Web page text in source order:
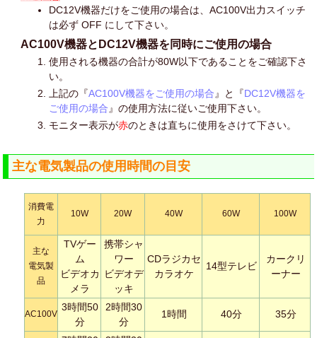
DC12V機器だけをご使用の場合は、AC100V出力スイッチ
は必ず OFF にして下さい。
AC100V機器とDC12V機器を同時にご使用の場合
使用される機器の合計が80W以下であることをご確認下さ
い。
上記の『AC100V機器をご使用の場合 』と『DC12V機器を
ご使用の場合 』の使用方法に従いご使用下さい。
モニター表示が赤のときは直ちに使用をさけて下さい。
主な電気製品の使用時間の目安
消費電
力
10W 20W 40W 60W 100W
主な
電気製
品
TVゲー
ム
ビデオカ
メラ
携帯シャ
ワー
ビデオデ
ッキ
CDラジカセ
カラオケ
14型テレビ
カークリ
ーナー
AC100V
3時間50
分
2時間30
分
1時間 40分 35分